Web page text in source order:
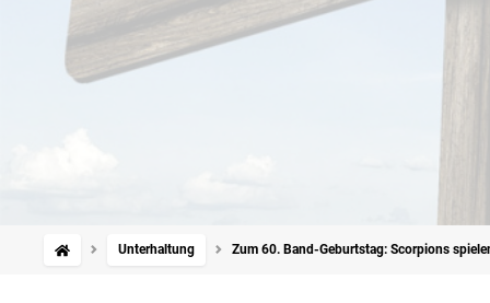
Unterhaltung Zum 60. Band-Geburtstag: Scorpions